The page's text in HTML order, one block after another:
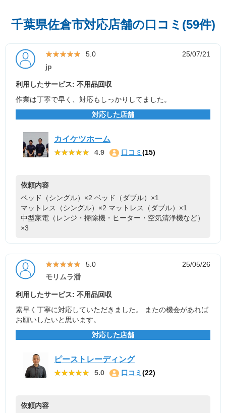
千葉県佐倉市対応店舗の口コミ(59件)
★★★★★
★★★★★ 5.0
25/07/21
jp
利用したサービス: 不用品回収
作業は丁寧で早く、対応もしっかりしてました。
対応した店舗
カイケツホーム
★★★★★
★★★★★ 4.9 口コミ (15)
依頼内容
ベッド（シングル）×2 ベッド（ダブル）×1
マットレス（シングル）×2 マットレス（ダブル）×1
中型家電（レンジ・掃除機・ヒーター・空気清浄機など）
×3
★★★★★
★★★★★ 5.0
25/05/26
モリムラ潘
利用したサービス: 不用品回収
素早く丁寧に対応していただきました。 またの機会があれば
お願いしたいと思います。
対応した店舗
ピーストレーディング
★★★★★
★★★★★ 5.0 口コミ (22)
依頼内容